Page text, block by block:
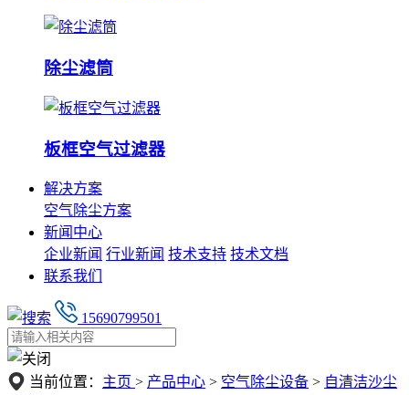
除尘滤筒
板框空气过滤器
解决方案
空气除尘方案
新闻中心
企业新闻 行业新闻 技术支持 技术文档
联系我们
15690799501
当前位置： 主页 > 产品中心 > 空气除尘设备 > 自清洁沙尘